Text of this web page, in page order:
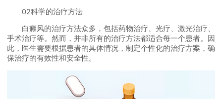
02科学的治疗方法
白癜风的治疗方法众多，包括药物治疗、光疗、激光治疗、
手术治疗等。然而，并非所有的治疗方法都适合每一个患者。因
此，医生需要根据患者的具体情况，制定个性化的治疗方案，确
保治疗的有效性和安全性。